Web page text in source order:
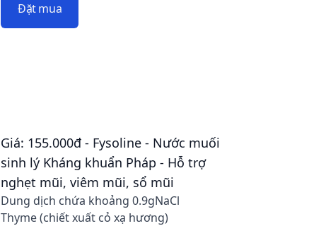
Đặt mua
Giá: 155.000đ - Fysoline - Nước muối
sinh lý Kháng khuẩn Pháp - Hỗ trợ
nghẹt mũi, viêm mũi, sổ mũi
Dung dịch chứa khoảng 0.9gNaCl
Thyme (chiết xuất cỏ xạ hương)